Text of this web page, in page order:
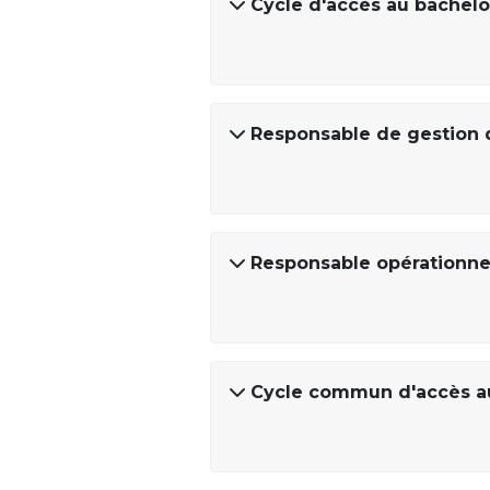
Cycle d'accès au
Responsable de gestion
Responsable
Cycle commun d'accès